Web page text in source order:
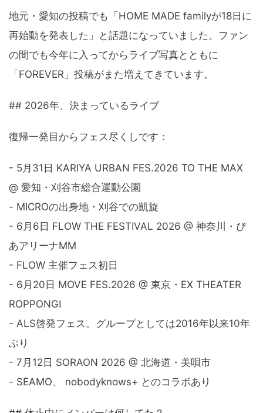
地元・愛知の投稿でも「HOME MADE familyが18日に
再始動を発表した」と話題になっていました。ファン
の間でも今年に入ってからライブ写真とともに
「FOREVER」投稿がまた増えてきています。
## 2026年、決まっているライブ
復帰一発目からフェス尽くしです：
- 5月31日 KARIYA URBAN FES.2026 TO THE MAX
@ 愛知・刈谷市総合運動公園
- MICROの出身地・刈谷での凱旋
- 6月6日 FLOW THE FESTIVAL 2026 @ 神奈川・ぴ
あアリーナMM
- FLOW 主催フェス初日
- 6月20日 MOVE FES.2026 @ 東京・EX THEATER
ROPPONGI
- ALS啓発フェス。グループとしては2016年以来10年
ぶり
- 7月12日 SORAON 2026 @ 北海道・美唄市
- SEAMO、 nobodyknows+ とのコラボあり